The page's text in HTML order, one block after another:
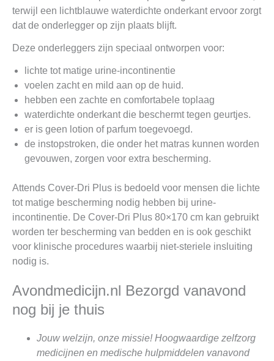
terwijl een lichtblauwe waterdichte onderkant ervoor zorgt
dat de onderlegger op zijn plaats blijft.
Deze onderleggers zijn speciaal ontworpen voor:
lichte tot matige urine-incontinentie
voelen zacht en mild aan op de huid.
hebben een zachte en comfortabele toplaag
waterdichte onderkant die beschermt tegen geurtjes.
er is geen lotion of parfum toegevoegd.
de instopstroken, die onder het matras kunnen worden
gevouwen, zorgen voor extra bescherming.
Attends Cover-Dri Plus is bedoeld voor mensen die lichte
tot matige bescherming nodig hebben bij urine-
incontinentie. De Cover-Dri Plus 80×170 cm kan gebruikt
worden ter bescherming van bedden en is ook geschikt
voor klinische procedures waarbij niet-steriele insluiting
nodig is.
Avondmedicijn.nl Bezorgd vanavond
nog bij je thuis
Jouw welzijn, onze missie! Hoogwaardige zelfzorg
medicijnen en medische hulpmiddelen vanavond